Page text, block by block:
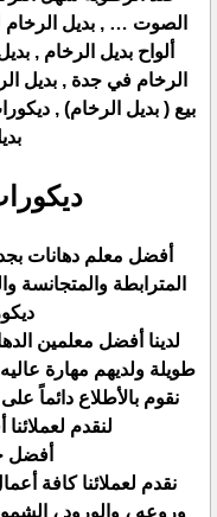
الصوت … , بديل الرخام
ألواح بديل الرخام ,
الرخام في جدة , بديل
بيع ( بديل الرخام) ,
أفضل معلم دهانات
المترابطة
لدينا أفضل معلمين
طويلة ولديهم مهارة
نقوم بالأطلاع دائماً
لنقدم
أفضل
نقدم لعملائنا كافة
وروعه ، والورود ،